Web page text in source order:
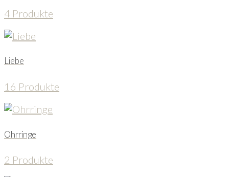
4 Produkte
Liebe
16 Produkte
Ohrringe
2 Produkte